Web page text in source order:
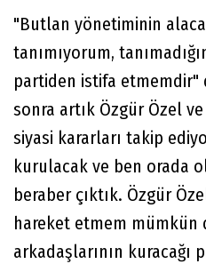
"Butlan yönetiminin
tanımıyorum,
partiden istifa etmemdir"
sonra artık Özgür Özel
siyasi kararları takip
kurulacak ve ben orada
beraber çıktık. Özgür
hareket etmem mümkün
arkadaşlarının kuracağı